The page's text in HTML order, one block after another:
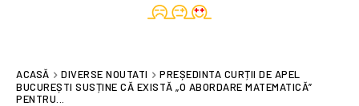
ACASĂ DIVERSE NOUTATI
PREȘEDINTA CURȚII DE APEL
BUCUREȘTI SUSȚINE CĂ EXISTĂ „O ABORDARE MATEMATICĂ”
PENTRU...